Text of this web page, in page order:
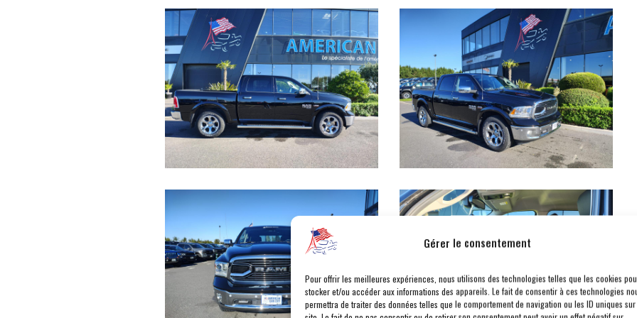
Gérer le consentement
Pour offrir les meilleures expériences, nous utilisons des technologies telles que les cookies
stocker et/ou accéder aux informations des appareils. Le fait de consentir à ces technologies
permettra de traiter des données telles que le comportement de navigation ou les ID uniques